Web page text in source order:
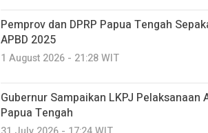
Pemprov dan DPRP Papua Tengah
APBD 2025
1 August 2026 - 21:28 WIT
Gubernur Sampaikan LKPJ Pelaksanaan
Papua Tengah